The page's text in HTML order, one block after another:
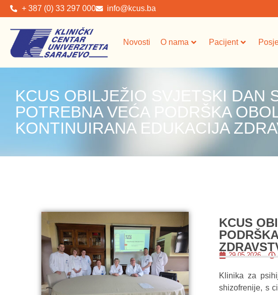
+ 387 (0) 33 297 000 info@kcus.ba
Novosti O nama Pacijent
KCUS OBILJEŽIO SVJETSKI DAN
POTREBNA VEĆA PODRŠKA
KONTINUIRANA EDUKACIJA
KCUS
29.05.2026.
Klinika za
shizofrenije, s